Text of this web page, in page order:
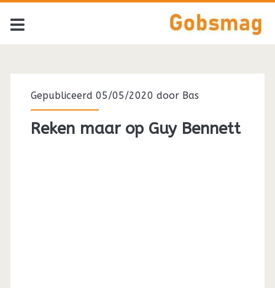
Gepubliceerd 05/05/2020 door Bas
Reken maar op Guy Bennett